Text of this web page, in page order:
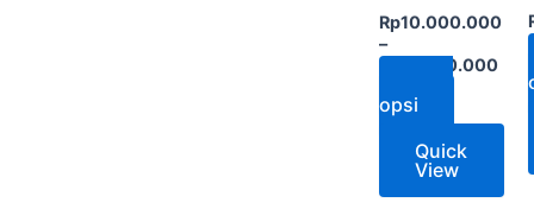
Rp10.000.000
–
Rp
17.000.000
opsi
produk
Quick
View